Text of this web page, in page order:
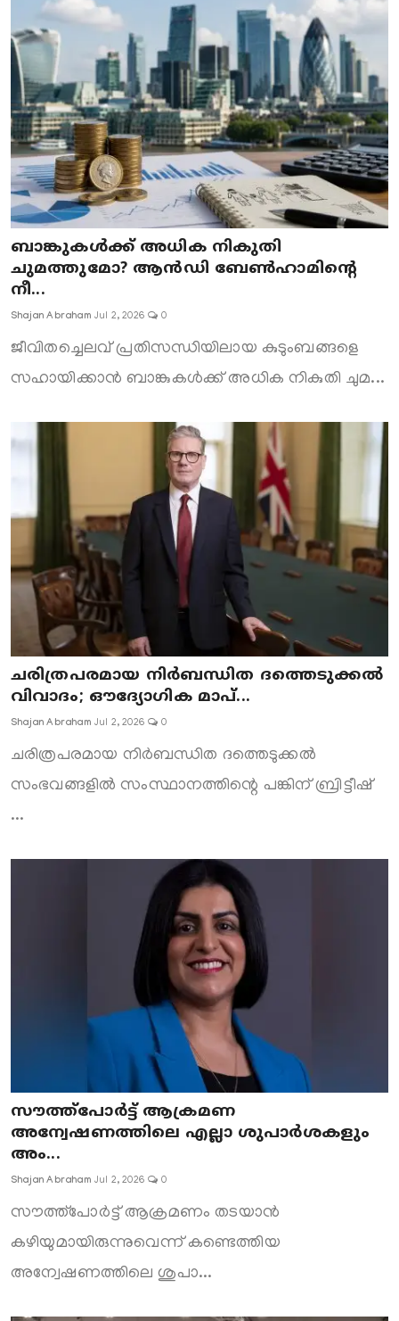
ബാങ്കുകൾക്ക് അധിക നികുതി
ചുമത്തുമോ? ആൻഡി ബേൺഹാമിന്റെ
നീ...
Shajan Abraham Jul 2, 2026 0
ജീവിതച്ചെലവ് പ്രതിസന്ധിയിലായ കുടുംബങ്ങളെ
സഹായിക്കാൻ ബാങ്കുകൾക്ക് അധിക നികുതി ചുമ...
ചരിത്രപരമായ നിർബന്ധിത ദത്തെടുക്കൽ
വിവാദം; ഔദ്യോഗിക മാപ്...
Shajan Abraham Jul 2, 2026 0
ചരിത്രപരമായ നിർബന്ധിത ദത്തെടുക്കൽ
സംഭവങ്ങളിൽ സംസ്ഥാനത്തിന്റെ പങ്കിന് ബ്രിട്ടീഷ്
...
സൗത്ത്‌പോർട്ട് ആക്രമണ
അന്വേഷണത്തിലെ എല്ലാ ശുപാർശകളും
അം...
Shajan Abraham Jul 2, 2026 0
സൗത്ത്‌പോർട്ട് ആക്രമണം തടയാൻ
കഴിയുമായിരുന്നുവെന്ന് കണ്ടെത്തിയ
അന്വേഷണത്തിലെ ശുപാ...